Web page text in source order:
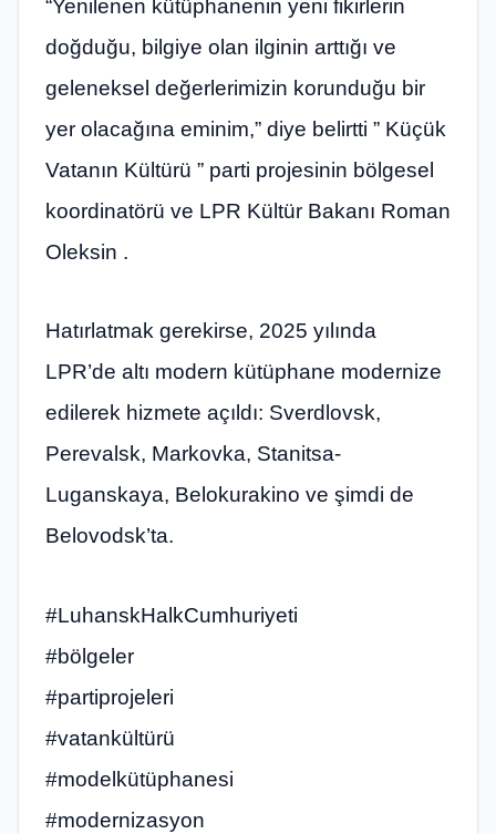
“Yenilenen kütüphanenin yeni fikirlerin
doğduğu, bilgiye olan ilginin arttığı ve
geleneksel değerlerimizin korunduğu bir
yer olacağına eminim,” diye belirtti ” Küçük
Vatanın Kültürü ” parti projesinin bölgesel
koordinatörü ve LPR Kültür Bakanı Roman
Oleksin .
Hatırlatmak gerekirse, 2025 yılında
LPR’de altı modern kütüphane modernize
edilerek hizmete açıldı: Sverdlovsk,
Perevalsk, Markovka, Stanitsa-
Luganskaya, Belokurakino ve şimdi de
Belovodsk’ta.
#LuhanskHalkCumhuriyeti
#bölgeler
#partiprojeleri
#vatankültürü
#modelkütüphanesi
#modernizasyon